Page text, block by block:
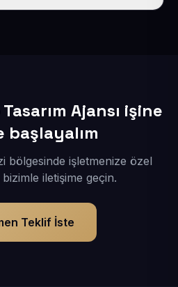
Ajansı işine
başlayalım
bölgesinde işletmenize özel
iletişime geçin.
Teklif İste